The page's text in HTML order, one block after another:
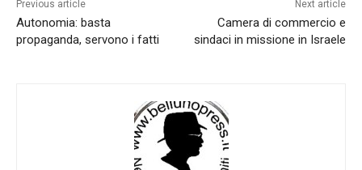
Previous article
Autonomia: basta
propaganda, servono i fatti
Next article
Camera di commercio e
sindaci in missione in Israele